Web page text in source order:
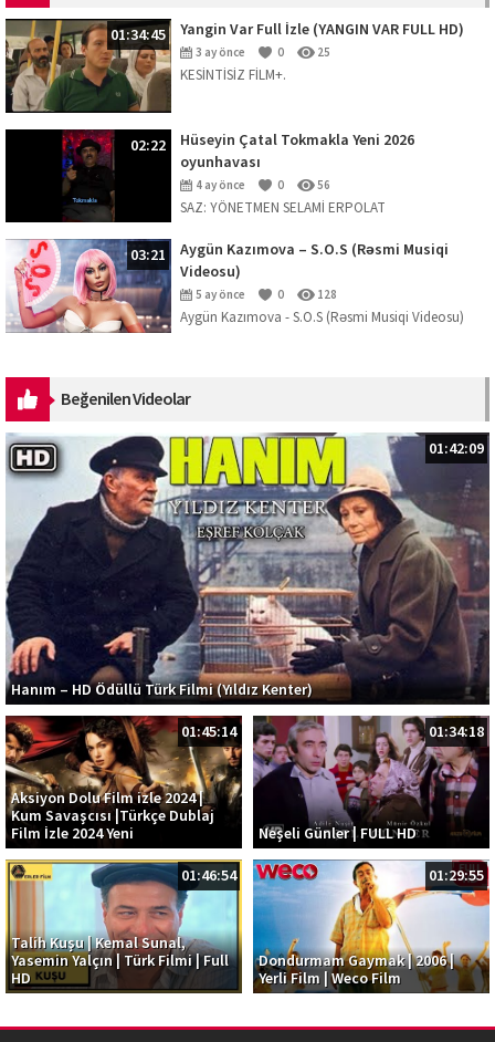
01:34:45 Yangin Var Full İzle (YANGIN VAR FULL HD)
3 ay önce 0 25
KESİNTİSİZ FİLM+.
02:22
Hüseyin Çatal Tokmakla Yeni 2026
oyunhavası
4 ay önce 0 56
SAZ: YÖNETMEN SELAMİ ERPOLAT
03:21
Aygün Kazımova – S.O.S (Rəsmi Musiqi
Videosu)
5 ay önce 0 128
Aygün Kazımova - S.O.S (Rəsmi Musiqi Videosu)
Beğenilen Videolar
01:42:09
Hanım – HD Ödüllü Türk Filmi (Yıldız Kenter)
01:45:14
Aksiyon Dolu Film izle 2024 |
Kum Savaşcısı |Türkçe Dublaj
Film İzle 2024 Yeni
01:34:18
Neşeli Günler | FULL HD
01:46:54
Talih Kuşu | Kemal Sunal,
Yasemin Yalçın | Türk Filmi | Full
HD
01:29:55
Dondurmam Gaymak | 2006 |
Yerli Film | Weco Film